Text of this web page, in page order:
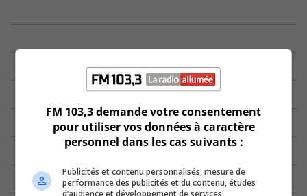
FM 103,3 demande votre consentement
pour utiliser vos données à caractère
personnel dans les cas suivants :
Publicités et contenu personnalisés, mesure de
performance des publicités et du contenu, études
d’audience et développement de services